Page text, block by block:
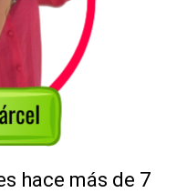
hace más de 7